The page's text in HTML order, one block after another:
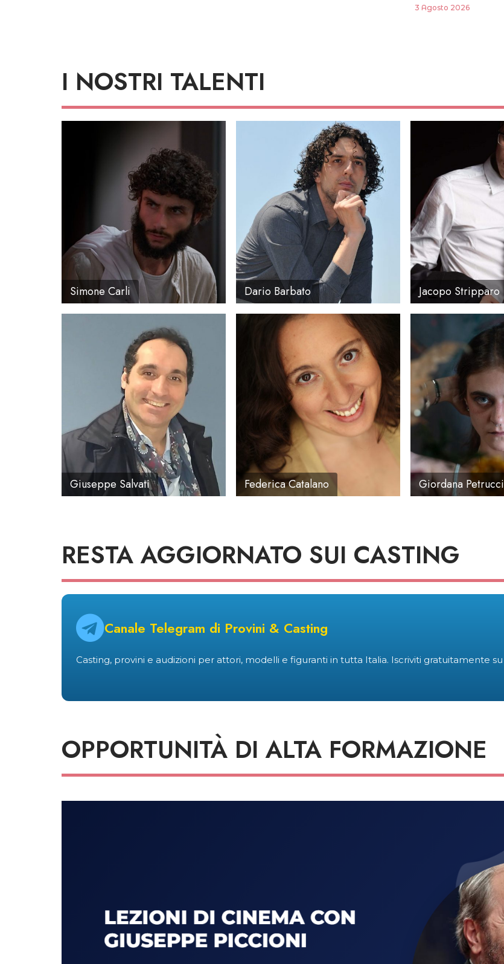
3 Agosto 2026
I NOSTRI TALENTI
Simone Carli
: Campania
Dario Barbato
: 184
: 80
Jacopo Stripparo
: 185
Peso
: 86
Regione
: Lazio
Giuseppe Salvati
: 165
: 70
Federica Catalano
: 29
Altezza
: 163
: Meno di 43 Kg
Regione : Lombardia
Giordana Petrucci
: 171
Peso
: 55
Regione
: Lazio
RESTA AGGIORNATO SUI CASTING
Canale Telegram di Provini & Casting
Casting, provini e audizioni per attori, modelli e figuranti in tutta Italia. Iscriviti gratuitamente su
OPPORTUNITÀ DI ALTA FORMAZIONE